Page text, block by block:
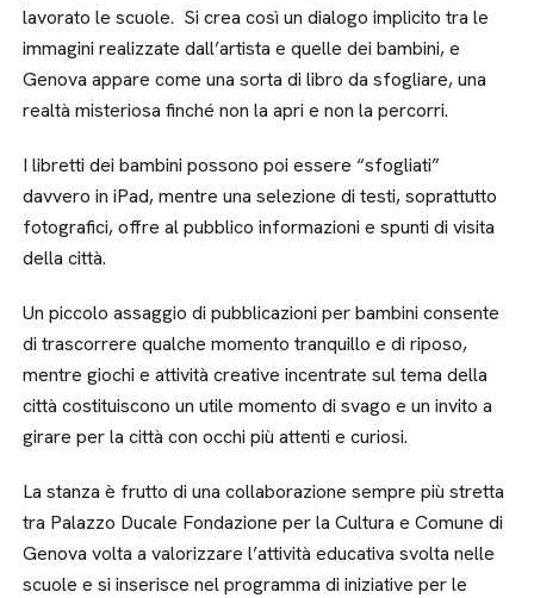
lavorato le scuole. Si crea così un dialogo implicito tra le
immagini realizzate dall’artista e quelle dei bambini, e
Genova appare come una sorta di libro da sfogliare, una
realtà misteriosa finché non la apri e non la percorri.
I libretti dei bambini possono poi essere “sfogliati”
davvero in iPad, mentre una selezione di testi, soprattutto
fotografici, offre al pubblico informazioni e spunti di visita
della città.
Un piccolo assaggio di pubblicazioni per bambini consente
di trascorrere qualche momento tranquillo e di riposo,
mentre giochi e attività creative incentrate sul tema della
città costituiscono un utile momento di svago e un invito a
girare per la città con occhi più attenti e curiosi.
La stanza è frutto di una collaborazione sempre più stretta
tra Palazzo Ducale Fondazione per la Cultura e Comune di
Genova volta a valorizzare l’attività educativa svolta nelle
scuole e si inserisce nel programma di iniziative per le